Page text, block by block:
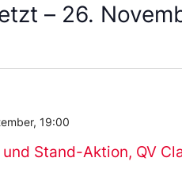
– 26.
Stand-Aktion, QV
19:00